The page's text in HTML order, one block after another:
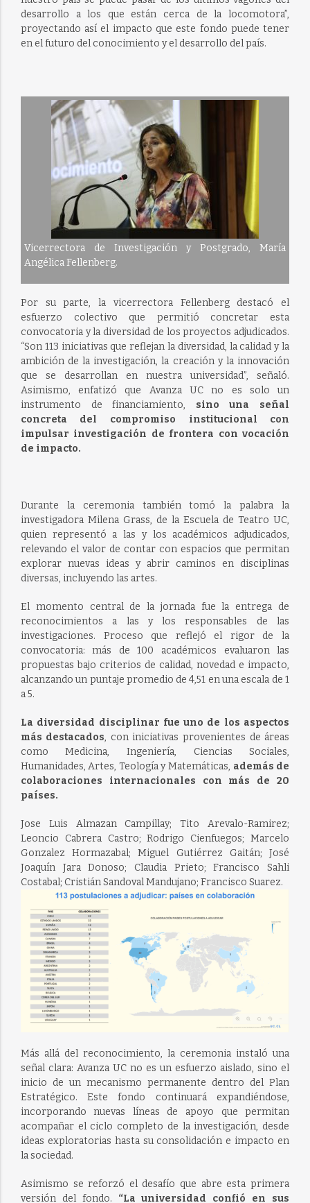
desarrollo a los que están cerca de la locomotora”,
proyectando así el impacto que este fondo puede tener
en el futuro del conocimiento y el desarrollo del país.
Vicerrectora de Investigación y Postgrado, María
Angélica Fellenberg.
Por su parte, la vicerrectora Fellenberg destacó el
esfuerzo colectivo que permitió concretar esta
convocatoria y la diversidad de los proyectos adjudicados.
“Son 113 iniciativas que reflejan la diversidad, la calidad y la
ambición de la investigación, la creación y la innovación
que se desarrollan en nuestra universidad”, señaló.
Asimismo, enfatizó que Avanza UC no es solo un
instrumento de financiamiento, sino una señal
concreta del compromiso institucional con
impulsar investigación de frontera con vocación
de impacto.
Durante la ceremonia también tomó la palabra la
investigadora Milena Grass, de la Escuela de Teatro UC,
quien representó a las y los académicos adjudicados,
relevando el valor de contar con espacios que permitan
explorar nuevas ideas y abrir caminos en disciplinas
diversas, incluyendo las artes.
El momento central de la jornada fue la entrega de
reconocimientos a las y los responsables de las
investigaciones. Proceso que reflejó el rigor de la
convocatoria: más de 100 académicos evaluaron las
propuestas bajo criterios de calidad, novedad e impacto,
alcanzando un puntaje promedio de 4,51 en una escala de 1
a 5.
La diversidad disciplinar fue uno de los aspectos
más destacados, con iniciativas provenientes de áreas
como Medicina, Ingeniería, Ciencias Sociales,
Humanidades, Artes, Teología y Matemáticas, además de
colaboraciones internacionales con más de 20
países.
Jose Luis Almazan Campillay; Tito Arevalo-Ramirez;
Leoncio Cabrera Castro; Rodrigo Cienfuegos; Marcelo
Gonzalez Hormazabal; Miguel Gutiérrez Gaitán; José
Joaquín Jara Donoso; Claudia Prieto; Francisco Sahli
Costabal; Cristián Sandoval Mandujano; Francisco Suarez.
Más allá del reconocimiento, la ceremonia instaló una
señal clara: Avanza UC no es un esfuerzo aislado, sino el
inicio de un mecanismo permanente dentro del Plan
Estratégico. Este fondo continuará expandiéndose,
incorporando nuevas líneas de apoyo que permitan
acompañar el ciclo completo de la investigación, desde
ideas exploratorias hasta su consolidación e impacto en
la sociedad.
Asimismo se reforzó el desafío que abre esta primera
versión del fondo. “La universidad confió en sus